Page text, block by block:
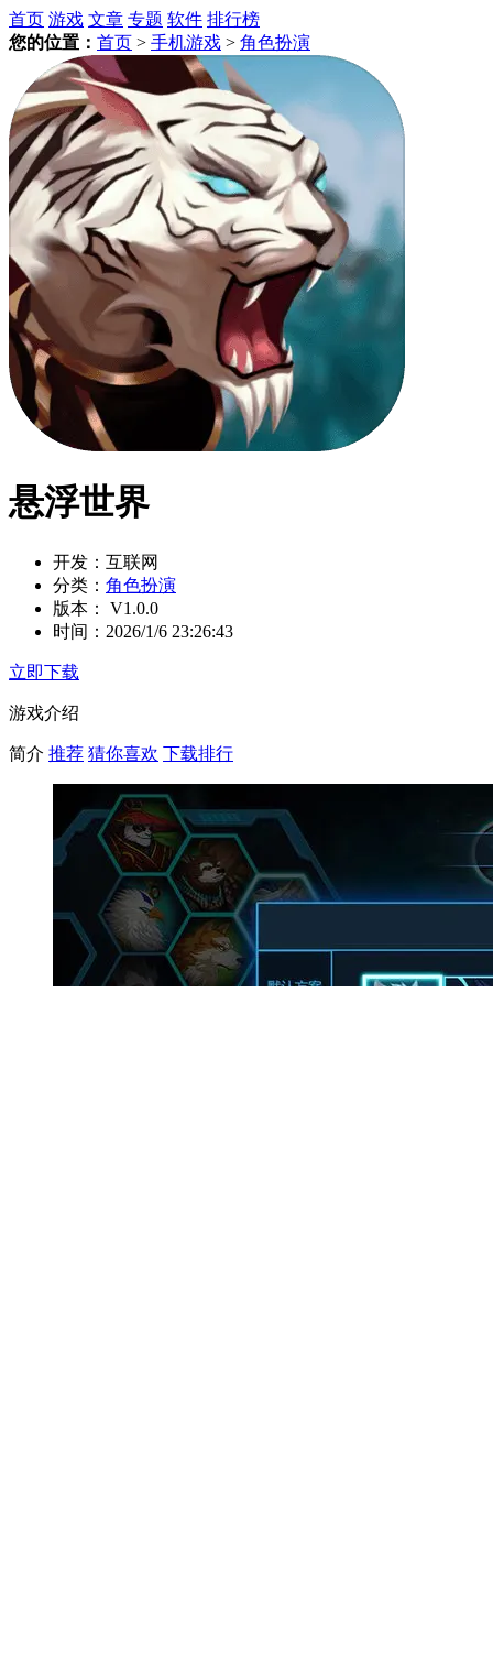
首页 游戏 文章 专题 软件 排行榜
您的位置： 首页 > 手机游戏 > 角色扮演
悬浮世界
开发： 互联网
分类： 角色扮演
版本：
V1.0.0
时间： 2026/1/6 23:26:43
立即下载
游戏介绍
简介 推荐 猜你喜欢 下载排行